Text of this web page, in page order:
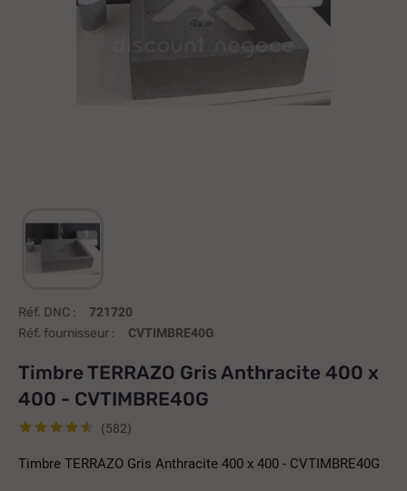
Réf. DNC : 721720
Réf. fournisseur : CVTIMBRE40G
Timbre TERRAZO Gris Anthracite 400 x
400 - CVTIMBRE40G
(582)
Timbre TERRAZO Gris Anthracite 400 x 400 - CVTIMBRE40G